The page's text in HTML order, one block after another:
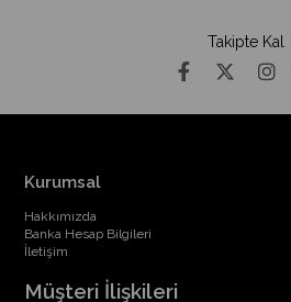
Takipte Kal
Kurumsal
Hakkımızda
Banka Hesap Bilgileri
İletişim
Müşteri İlişkileri